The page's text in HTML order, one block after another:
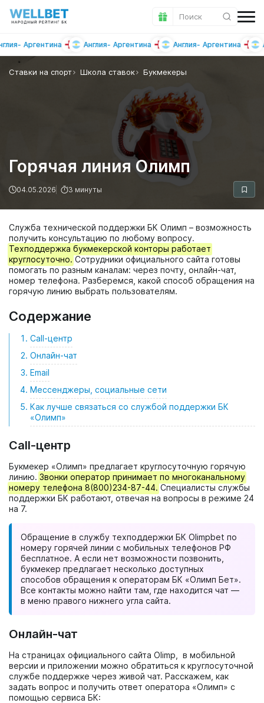
Поиск
Аргентина Англия Аргентина Англия Аргентина
Ставки на спорт Школа ставок Букмекеры
Горячая линия Олимп
04.05.2026 3 минуты
Служба технической поддержки БК Олимп – возможность
получить консультацию по любому вопросу.
Техподдержка букмекерской конторы работает
круглосуточно. Сотрудники официального сайта готовы
помогать по разным каналам: через почту, онлайн-чат,
номер телефона. Разберемся, какой способ обращения на
горячую линию выбрать пользователям.
Содержание
Call-центр
Онлайн-чат
Email
Мессенджеры, социальные сети
Как лучше связаться со службой поддержки БК
«Олимп»
Call-центр
Букмекер «Олимп» предлагает круглосуточную горячую
линию. Звонки оператор принимает по многоканальному
номеру телефона 8(800)234-87-44. Специалисты службы
поддержки БК работают, отвечая на вопросы в режиме 24
на 7.
Обращение в службу техподдержки БК Olimpbet по
номеру горячей линии с мобильных телефонов РФ
бесплатное. А если нет возможности позвонить,
букмекер предлагает несколько доступных
способов обращения к операторам БК «Олимп Бет».
Все контакты можно найти там, где находится чат —
в меню правого нижнего угла сайта.
Онлайн-чат
На страницах официального сайта Olimp, в мобильной
версии и приложении можно обратиться к круглосуточной
службе поддержке через живой чат. Расскажем, как
задать вопрос и получить ответ оператора «Олимп» с
помощью сервиса БК: